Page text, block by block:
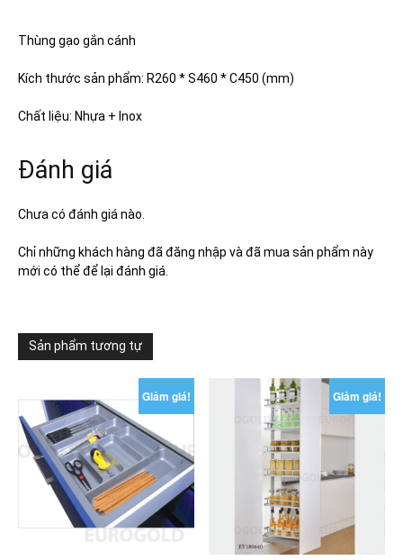
Thùng gạo gắn cánh
Kích thước sản phẩm: R260 * S460 * C450 (mm)
Chất liệu: Nhựa + Inox
Đánh giá
Chưa có đánh giá nào.
Chỉ những khách hàng đã đăng nhập và đã mua sản phẩm này
mới có thể để lại đánh giá.
Sản phẩm tương tự
Giảm giá! Giảm giá!